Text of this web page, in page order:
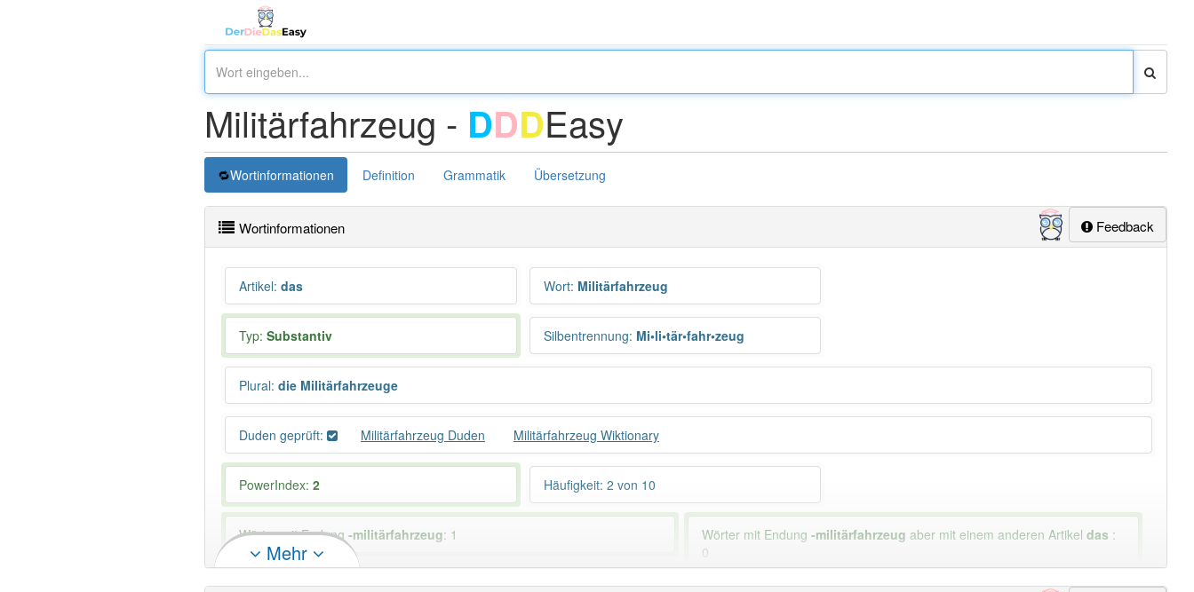
Militärfahrzeug - DDDEasy
Wortinformationen Definition Grammatik Übersetzung
Feedback
Wortinformationen
Artikel: das Wort: Militärfahrzeug
Typ: Substantiv Silbentrennung: Mi•li•tär•fahr•zeug
Plural: die Militärfahrzeuge
Duden geprüft: Militärfahrzeug Duden Militärfahrzeug Wiktionary
PowerIndex: 2 Häufigkeit: 2 von 10
Wörter mit Endung -militärfahrzeug: 1 Wörter mit Endung-militärfahrzeug aber mit einem anderen Artikeldas :
0
Mehr